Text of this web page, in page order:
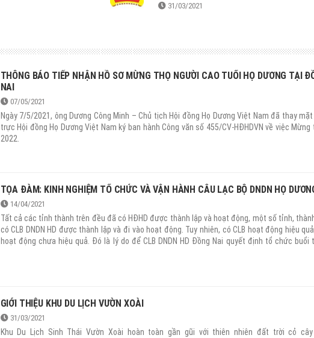
là điểm đến lý tưởng cho du khách “Tham quan sở thú, dã ngoại,
31/03/2021
THÔNG BÁO TIẾP NHẬN HỒ SƠ MỪNG THỌ NGƯỜI CAO TUỔI HỌ DƯƠNG TẠI
NAI
07/05/2021
Ngày 7/5/2021, ông Dương Công Minh – Chủ tịch Hội đồng Họ Dương Việt Nam đã thay
trực Hội đồng Họ Dương Việt Nam ký ban hành Công văn số 455/CV-HĐHDVN về việc Mừng
2022.
TỌA ĐÀM: KINH NGHIỆM TỔ CHỨC VÀ VẬN HÀNH CÂU LẠC BỘ DNDN HỌ
14/04/2021
Tất cả các tỉnh thành trên đều đã có HĐHD được thành lập và hoạt động, một số tỉnh,
có CLB DNDN HD được thành lập và đi vào hoạt động. Tuy nhiên, có CLB hoạt động hiệu
hoạt động chưa hiệu quả. Đó là lý do để CLB DNDN HD Đồng Nai quyết định tổ chức buổi
GIỚI THIỆU KHU DU LỊCH VƯỜN XOÀI
31/03/2021
Khu Du Lịch Sinh Thái Vườn Xoài hoàn toàn gần gũi với thiên nhiên đất trời cỏ cây